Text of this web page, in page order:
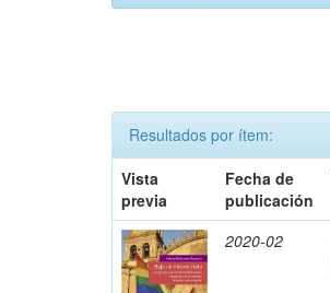
Resultados por ítem:
Vista
previa
Fecha de
publicación
2020-02